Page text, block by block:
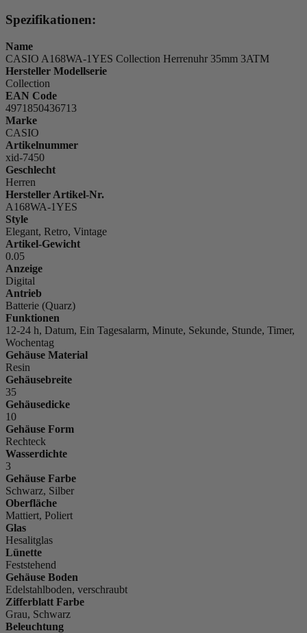
Spezifikationen:
Name
CASIO A168WA-1YES Collection Herrenuhr 35mm 3ATM
Hersteller Modellserie
Collection
EAN Code
4971850436713
Marke
CASIO
Artikelnummer
xid-7450
Geschlecht
Herren
Hersteller Artikel-Nr.
A168WA-1YES
Style
Elegant, Retro, Vintage
Artikel-Gewicht
0.05
Anzeige
Digital
Antrieb
Batterie (Quarz)
Funktionen
12-24 h, Datum, Ein Tagesalarm, Minute, Sekunde, Stunde, Timer,
Wochentag
Gehäuse Material
Resin
Gehäusebreite
35
Gehäusedicke
10
Gehäuse Form
Rechteck
Wasserdichte
3
Gehäuse Farbe
Schwarz, Silber
Oberfläche
Mattiert, Poliert
Glas
Hesalitglas
Lünette
Feststehend
Gehäuse Boden
Edelstahlboden, verschraubt
Zifferblatt Farbe
Grau, Schwarz
Beleuchtung